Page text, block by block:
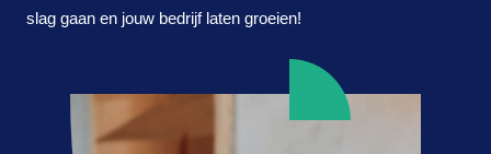
slag gaan en jouw bedrijf laten groeien!